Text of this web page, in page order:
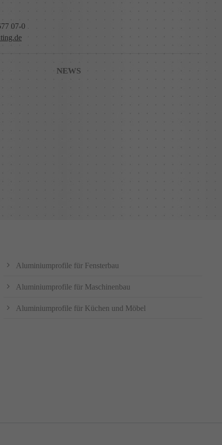
07-0
NEWS
Aluminiumprofile für Fensterbau
Aluminiumprofile für Maschinenbau
Aluminiumprofile für Küchen und Möbel